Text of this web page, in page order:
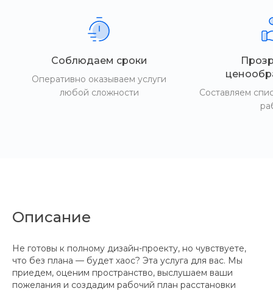
Соблюдаем сроки
Оперативно оказываем услуги
любой сложности
Составляем
Описание
Не готовы к полному дизайн-проекту, но чувствуете,
что без плана — будет хаос? Эта услуга для вас. Мы
приедем, оценим пространство, выслушаем ваши
пожелания и создадим рабочий план расстановки